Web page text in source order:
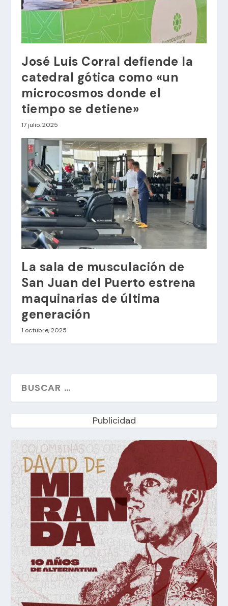
José Luis Corral defiende la
catedral gótica como «un
microcosmos donde el
tiempo se detiene»
17 julio, 2025
La sala de musculación de
San Juan del Puerto estrena
maquinarias de última
generación
1 octubre, 2025
Publicidad